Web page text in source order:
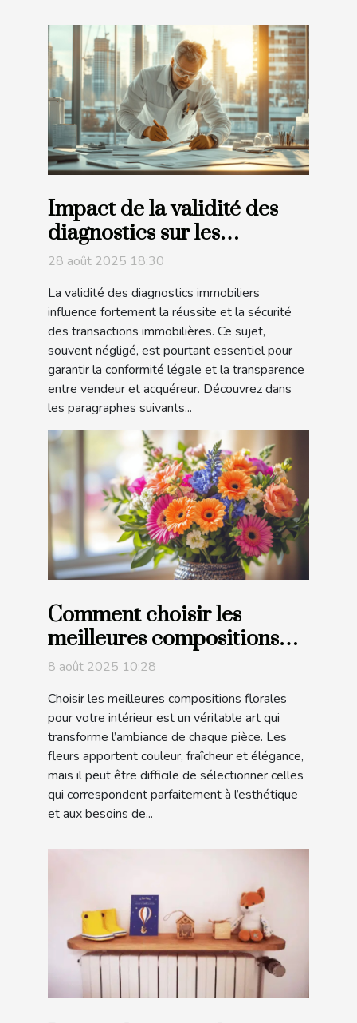
Impact de la validité des
diagnostics sur les
transactions immobilières
28 août 2025 18:30
La validité des diagnostics immobiliers
influence fortement la réussite et la sécurité
des transactions immobilières. Ce sujet,
souvent négligé, est pourtant essentiel pour
garantir la conformité légale et la transparence
entre vendeur et acquéreur. Découvrez dans
les paragraphes suivants...
Comment choisir les
meilleures compositions
florales pour votre
intérieur ?
8 août 2025 10:28
Choisir les meilleures compositions florales
pour votre intérieur est un véritable art qui
transforme l’ambiance de chaque pièce. Les
fleurs apportent couleur, fraîcheur et élégance,
mais il peut être difficile de sélectionner celles
qui correspondent parfaitement à l’esthétique
et aux besoins de...